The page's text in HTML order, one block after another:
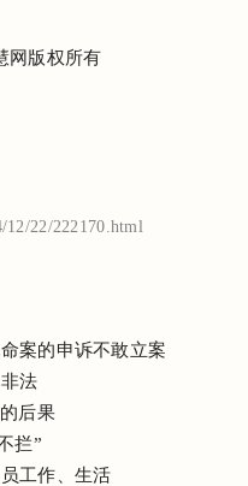
网版权所有
22/222170.html
案的申诉不敢立案
法
后果
拦”
工作、生活